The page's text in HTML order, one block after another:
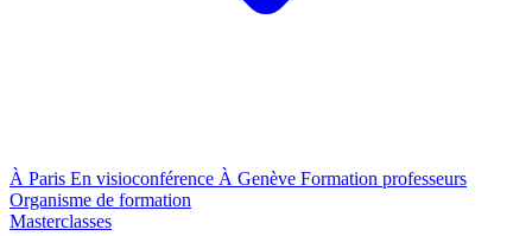
À Paris En visioconférence À Genève Formation professeurs
Organisme de formation
Masterclasses